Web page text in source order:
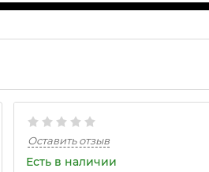
Оставить отзыв
Есть в наличии